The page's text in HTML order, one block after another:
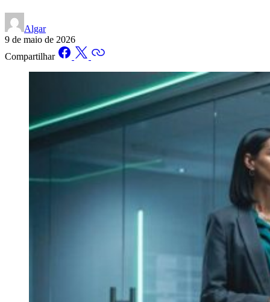
Algar
9 de maio de 2026
Compartilhar